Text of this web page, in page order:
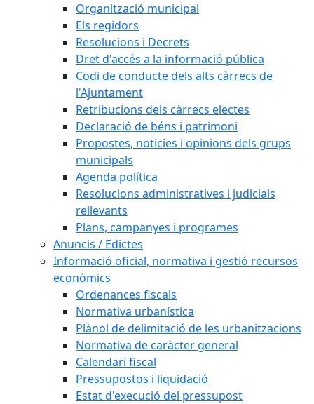
Organització municipal
Els regidors
Resolucions i Decrets
Dret d'accés a la informació pública
Codi de conducte dels alts càrrecs de
l'Ajuntament
Retribucions dels càrrecs electes
Declaració de béns i patrimoni
Propostes, noticies i opinions dels grups
municipals
Agenda política
Resolucions administratives i judicials
rellevants
Plans, campanyes i programes
Anuncis / Edictes
Informació oficial, normativa i gestió recursos
econòmics
Ordenances fiscals
Normativa urbanística
Plànol de delimitació de les urbanitzacions
Normativa de caràcter general
Calendari fiscal
Pressupostos i liquidació
Estat d'execució del pressupost